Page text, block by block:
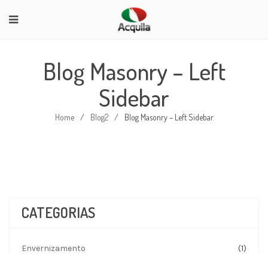
Blog Masonry – Left
Sidebar
Home / Blog2 / Blog Masonry – Left Sidebar
CATEGORIAS
Envernizamento (1)